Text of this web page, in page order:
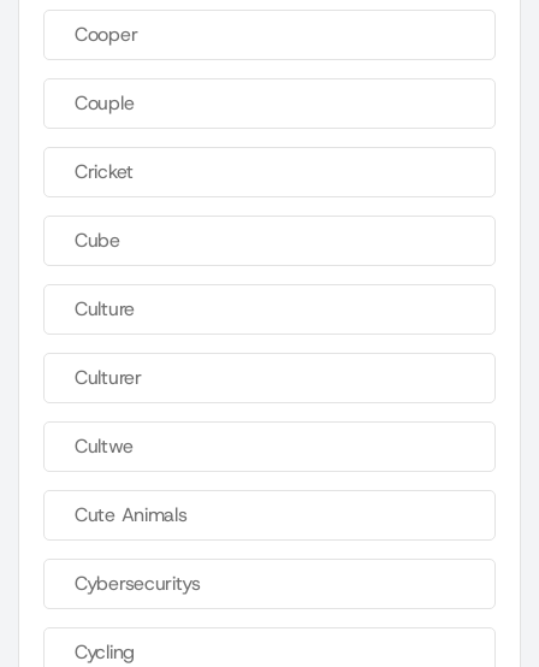
Cooper
Couple
Cricket
Cube
Culture
Culturer
Cultwe
Cute Animals
Cybersecuritys
Cycling